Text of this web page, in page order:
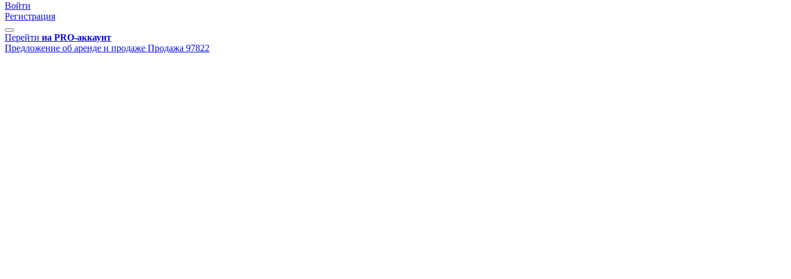
Войти
Регистрация
Перейти на PRO-аккаунт
Предложение об аренде и продаже Продажа 97822